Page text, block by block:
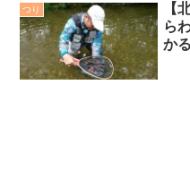
つり
【
ら
か